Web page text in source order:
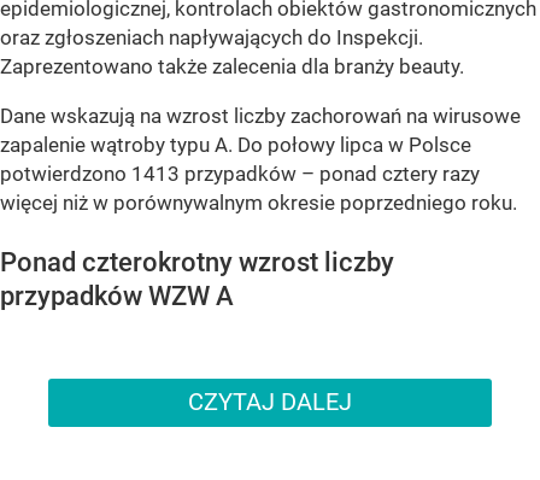
epidemiologicznej, kontrolach obiektów gastronomicznych
oraz zgłoszeniach napływających do Inspekcji.
Zaprezentowano także zalecenia dla branży beauty.
Dane wskazują na wzrost liczby zachorowań na wirusowe
zapalenie wątroby typu A. Do połowy lipca w Polsce
potwierdzono 1413 przypadków – ponad cztery razy
więcej niż w porównywalnym okresie poprzedniego roku.
Ponad czterokrotny wzrost liczby
przypadków WZW A
CZYTAJ DALEJ